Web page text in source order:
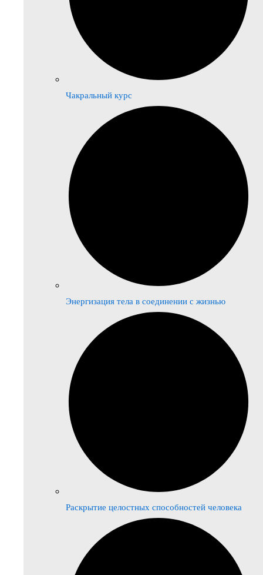
Чакральный курс
Энергизация тела в соединении с жизнью
Раскрытие целостных способностей человека